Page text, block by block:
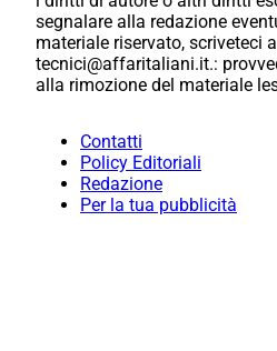
segnalare alla redazione
materiale riservato, scriveteci a
tecnici@affaritaliani.it.:
alla rimozione del materiale
Contatti
Policy Editoriali
Redazione
Per la tua pubblicità